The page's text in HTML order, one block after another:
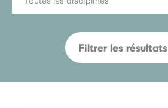
Filtrer les résultats